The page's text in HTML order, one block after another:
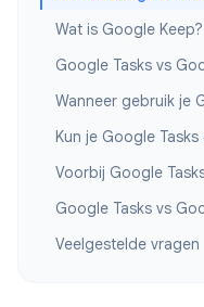
Wat is Google Keep?
Google Tasks vs
Wanneer gebruik je
Voorbij Google
Google Tasks vs
Veelgestelde vragen